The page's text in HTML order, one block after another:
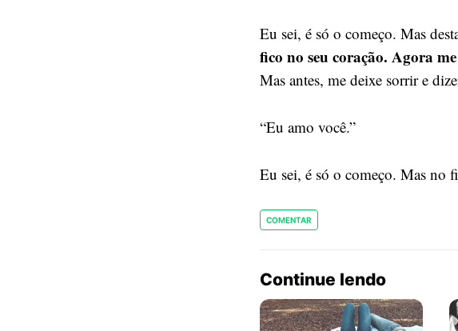
Eu sei, é só o começo. Mas
fico no seu coração. Agora
Mas antes, me deixe sorrir e
“Eu amo você.”
Eu sei, é só o começo. Mas no
COMENTAR
Continue lendo